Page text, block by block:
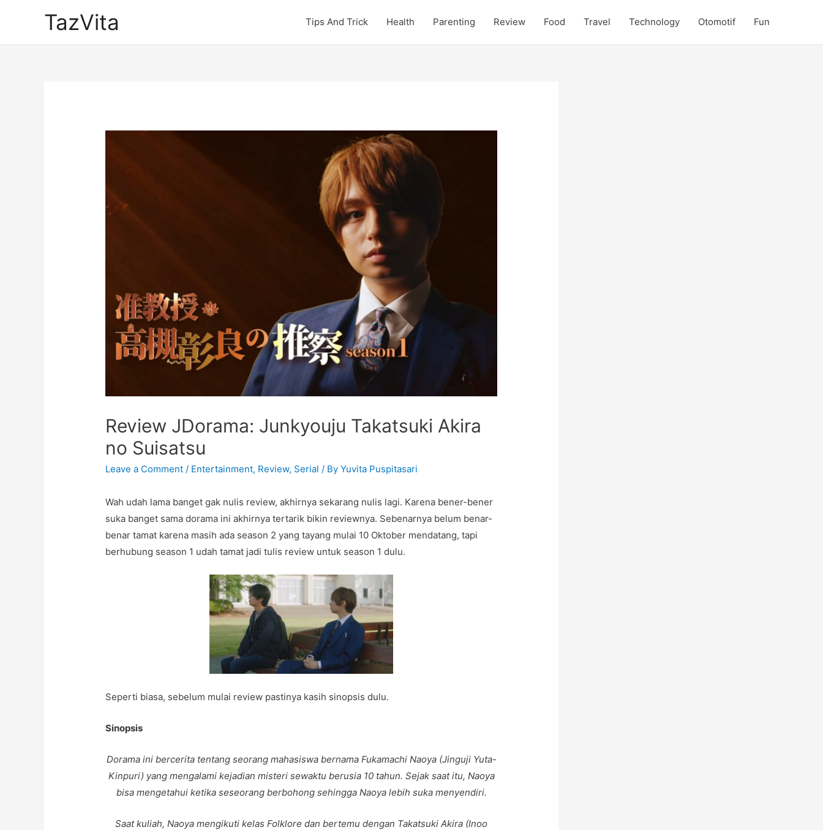
TazVita Tips And Trick Health Parenting Review Food Travel Technology Otomotif Fun
Review JDorama: Junkyouju Takatsuki Akira
no Suisatsu
Leave a Comment / Entertainment, Review, Serial / ByYuvita Puspitasari
Wah udah lama banget gak nulis review, akhirnya sekarang nulis lagi. Karena bener-bener
suka banget sama dorama ini akhirnya tertarik bikin reviewnya. Sebenarnya belum benar-
benar tamat karena masih ada season 2 yang tayang mulai 10 Oktober mendatang, tapi
berhubung season 1 udah tamat jadi tulis review untuk season 1 dulu.
Seperti biasa, sebelum mulai review pastinya kasih sinopsis dulu.
Sinopsis
Dorama ini bercerita tentang seorang mahasiswa bernama Fukamachi Naoya (Jinguji Yuta-
Kinpuri) yang mengalami kejadian misteri sewaktu berusia 10 tahun. Sejak saat itu, Naoya
bisa mengetahui ketika seseorang berbohong sehingga Naoya lebih suka menyendiri.
Saat kuliah, Naoya mengikuti kelas Folklore dan bertemu dengan Takatsuki Akira (Inoo